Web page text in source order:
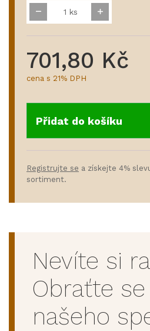
ks
701,80 Kč
cena s 21% DPH
Přidat do košíku
Registrujte se a získejte 4%
sortiment.
Nevíte si
Obraťte
našeho